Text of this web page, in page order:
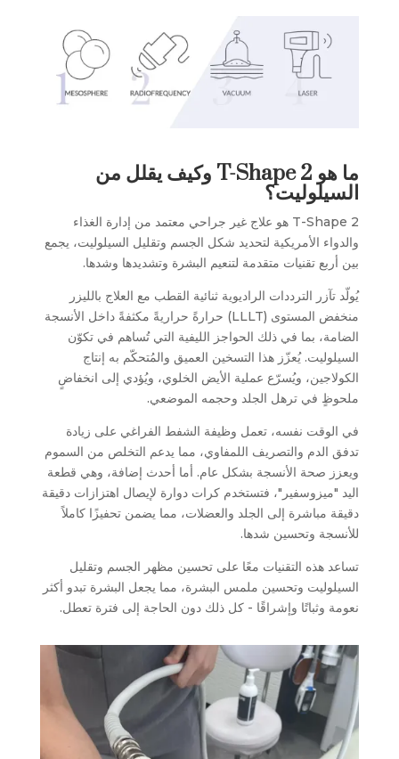
ما هو T-Shape 2 وكيف يقلل من
السيلوليت؟
T-Shape 2 هو علاج غير جراحي معتمد من إدارة الغذاء
والدواء الأمريكية لتحديد شكل الجسم وتقليل السيلوليت، يجمع
بين أربع تقنيات متقدمة لتنعيم البشرة وتشديدها وشدها.
يُولّد تآزر الترددات الراديوية ثنائية القطب مع العلاج بالليزر
منخفض المستوى (LLLT) حرارةً حراريةً مكثفةً داخل الأنسجة
الضامة، بما في ذلك الحواجز الليفية التي تُساهم في تكوّن
السيلوليت. يُعزّز هذا التسخين العميق والمُتحكّم به إنتاج
الكولاجين، ويُسرّع عملية الأيض الخلوي، ويُؤدي إلى انخفاضٍ
ملحوظٍ في ترهل الجلد وحجمه الموضعي.
في الوقت نفسه، تعمل وظيفة الشفط الفراغي على زيادة
تدفق الدم والتصريف اللمفاوي، مما يدعم التخلص من السموم
ويعزز صحة الأنسجة بشكل عام. أما أحدث إضافة، وهي قطعة
اليد "ميزوسفير"، فتستخدم كرات دوارة لإيصال اهتزازات دقيقة
دقيقة مباشرة إلى الجلد والعضلات، مما يضمن تحفيزًا كاملاً
للأنسجة وتحسين شدها.
تساعد هذه التقنيات معًا على تحسين مظهر الجسم وتقليل
السيلوليت وتحسين ملمس البشرة، مما يجعل البشرة تبدو أكثر
نعومة وثباتًا وإشراقًا - كل ذلك دون الحاجة إلى فترة تعطل.